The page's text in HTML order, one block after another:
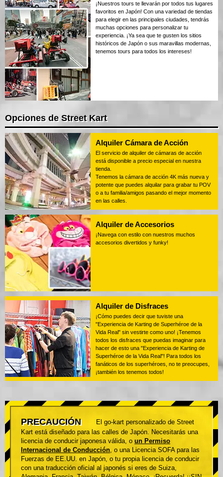
¡Nuestros tours te llevarán por todos tus lugares
favoritos en Japón! Con una variedad de tiendas
para elegir en las principales ciudades, tendrás
muchas opciones para personalizar tu
experiencia. ¡Ya sea que te gusten los sitios
históricos de Japón o sus maravillas modernas,
tenemos tours para todos los intereses!
Opciones de Street Kart
Alquiler Cámara de Acción
El servicio de alquiler de cámaras de acción
está disponible a precio especial en nuestra
tienda.
Tenemos la cámara de acción 4K más nueva y
potente que puedes alquilar para grabar tu POV
o a tu familia/amigos pasando el mejor momento
en las calles.
Alquiler de Accesorios
¡Navega con estilo con nuestros muchos
accesorios divertidos y funky!
Alquiler de Disfraces
¡Cómo puedes decir que tuviste una
"Experiencia de Karting de Superhéroe de la
Vida Real" sin vestirte como uno! ¡Tenemos
todos los disfraces que puedas imaginar para
hacer de esto una "Experiencia de Karting de
Superhéroe de la Vida Real"! Para todos los
fanáticos de los superhéroes, no te preocupes,
¡también los tenemos todos!
PRECAUCIÓN
El go-kart personalizado de Street
Kart está diseñado para las calles de Japón. Necesitarás una
licencia de conducir japonesa válida, o un Permiso
Internacional de Conducción, o una Licencia SOFA para las
Fuerzas de EE.UU. en Japón, o tu propia licencia de conducir
con una traducción oficial al japonés si eres de Suiza,